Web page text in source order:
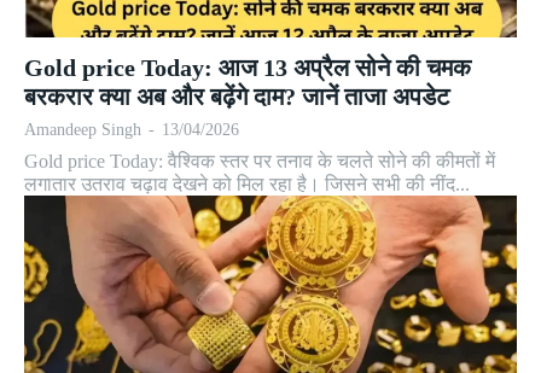
Gold price Today: आज 13 अप्रैल सोने की चमक
बरकरार क्या अब और बढ़ेंगे दाम? जानें ताजा अपडेट
Amandeep Singh - 13/04/2026
Gold price Today: वैश्विक स्तर पर तनाव के चलते सोने की कीमतों में
लगातार उतराव चढ़ाव देखने को मिल रहा है। जिसने सभी की नींद...